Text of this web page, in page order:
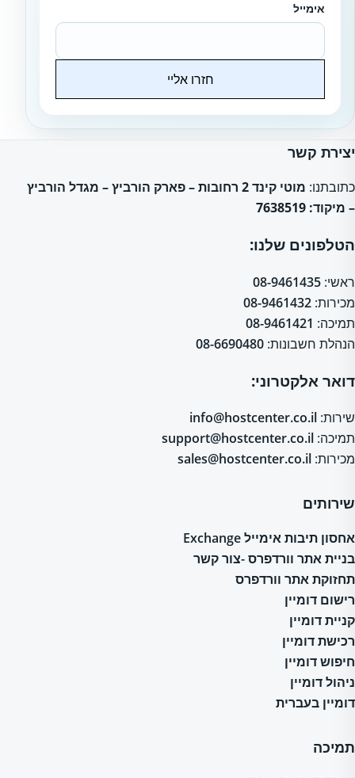
אימייל
חזרו אליי
יצירת קשר
כתובתנו:
מוטי קינד 2 רחובות – פארק הורביץ – מגדל הורביץ
– מיקוד: 7638519
הטלפונים שלנו:
ראשי: 08-9461435
מכירות: 08-9461432
תמיכה: 08-9461421
הנהלת חשבונות: 08-6690480
דואר אלקטרוני:
שירות: info@hostcenter.co.il
תמיכה: support@hostcenter.co.il
מכירות: sales@hostcenter.co.il
שירותים
אחסון תיבות אימייל Exchange
בניית אתר וורדפרס -צור קשר
תחזוקת אתר וורדפרס
רישום דומיין
קניית דומיין
רכישת דומיין
חיפוש דומיין
ניהול דומיין
דומיין בעברית
תמיכה